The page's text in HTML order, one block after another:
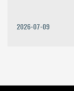
2026-07-09